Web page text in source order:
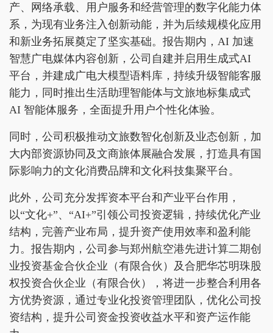
产、网络承载、用户服务和经营管理的数字化能力体
系，为现有业务注入创新动能，并为后续规模化应用
和新业务拓展奠定了坚实基础。报告期内，AI 加速
智慧广电媒体内容创新，公司自建并启用生成式AI
平台，并建成广电大模型语料库，持续升级智能客服
能力，同时推出生活助理智能体与文旅地标集成式
AI 智能体服务，全面提升用户个性化体验。
同时，公司积极推动文旅数智化创新及业态创新，加
大内部资源协同及文商旅体展融合发展，打造具有国
际影响力的文化消费品牌和文化科技集聚平台。
此外，公司充分发挥资本平台和产业平台作用，
以“文化+”、“AI+”引领公司投资逻辑，持续优化产业
结构，完善产业布局，提升资产使用效率和盈利能
力。报告期内，公司参与郑州航空港先进计算二期创
业投资基金合伙企业（有限合伙）及合肥华芯明珠股
权投资合伙企业（有限合伙），将进一步整合利用各
方优势资源，通过专业化投资管理团队，优化公司投
资结构，提升公司资金投资收益水平和资产运作能